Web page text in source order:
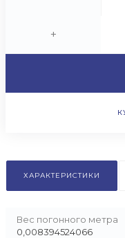
+
ХАРАКТЕРИСТИКИ
Вес погонного метра
0,008394524066